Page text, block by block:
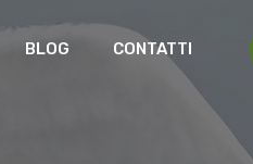
BLOG CONTATTI